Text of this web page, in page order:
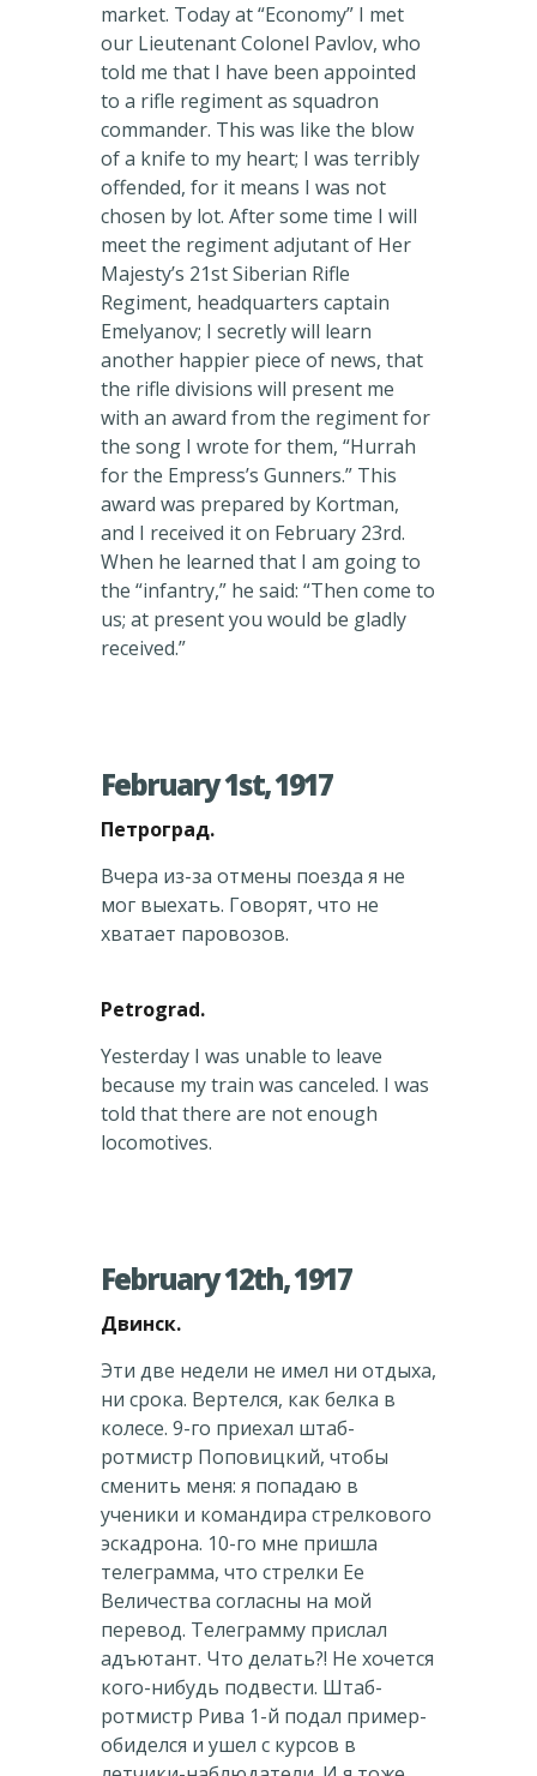
market. Today at “Economy” I met
our Lieutenant Colonel Pavlov, who
told me that I have been appointed
to a rifle regiment as squadron
commander. This was like the blow
of a knife to my heart; I was terribly
offended, for it means I was not
chosen by lot. After some time I will
meet the regiment adjutant of Her
Majesty’s 21st Siberian Rifle
Regiment, headquarters captain
Emelyanov; I secretly will learn
another happier piece of news, that
the rifle divisions will present me
with an award from the regiment for
the song I wrote for them, “Hurrah
for the Empress’s Gunners.” This
award was prepared by Kortman,
and I received it on February 23rd.
When he learned that I am going to
the “infantry,” he said: “Then come to
us; at present you would be gladly
received.”
February 1st, 1917
Петроград.
Вчера из-за отмены поезда я не
мог выехать. Говорят, что не
хватает паровозов.
Petrograd.
Yesterday I was unable to leave
because my train was canceled. I was
told that there are not enough
locomotives.
February 12th, 1917
Двинск.
Эти две недели не имел ни отдыха,
ни срока. Вертелся, как белка в
колесе. 9-го приехал штаб-
ротмистр Поповицкий, чтобы
сменить меня: я попадаю в
ученики и командира стрелкового
эскадрона. 10-го мне пришла
телеграмма, что стрелки Ее
Величества согласны на мой
перевод. Телеграмму прислал
адъютант. Что делать?! Не хочется
кого-нибудь подвести. Штаб-
ротмистр Рива 1-й подал пример-
обиделся и ушел с курсов в